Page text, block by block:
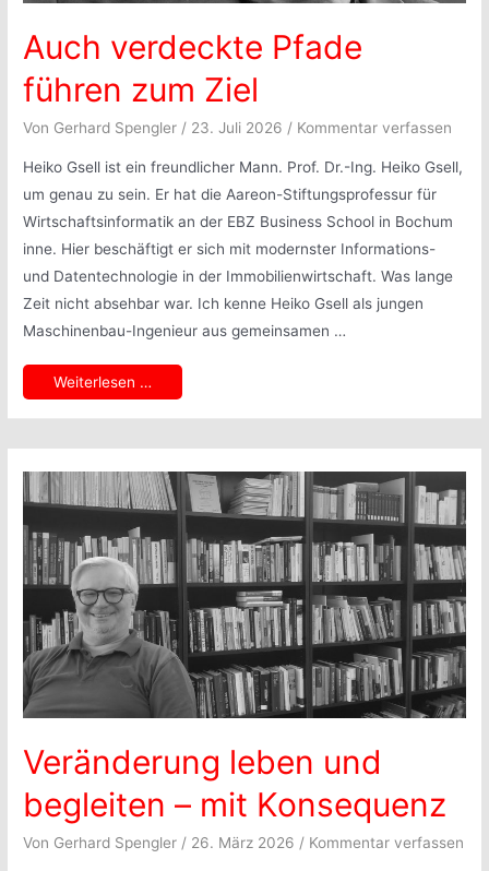
Auch verdeckte Pfade
führen zum Ziel
Von Gerhard Spengler / 23. Juli 2026 / Kommentar verfassen
Heiko Gsell ist ein freundlicher Mann. Prof. Dr.-Ing. Heiko Gsell,
um genau zu sein. Er hat die Aareon-Stiftungsprofessur für
Wirtschaftsinformatik an der EBZ Business School in Bochum
inne. Hier beschäftigt er sich mit modernster Informations-
und Datentechnologie in der Immobilienwirtschaft. Was lange
Zeit nicht absehbar war. Ich kenne Heiko Gsell als jungen
Maschinenbau-Ingenieur aus gemeinsamen …
Auch
verdeckte
Pfade
führen
Ziel
Weiterlesen …
Veränderung leben und
begleiten – mit Konsequenz
Von Gerhard Spengler / 26. März 2026 / Kommentar verfassen